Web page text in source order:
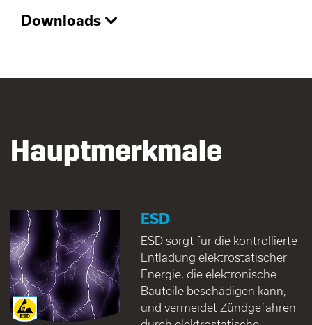
Downloads
Hauptmerkmale
ESD
ESD sorgt für die kontrollierte
Entladung elektrostatischer
Energie, die elektronische
Bauteile beschädigen kann,
und vermeidet Zündgefahren